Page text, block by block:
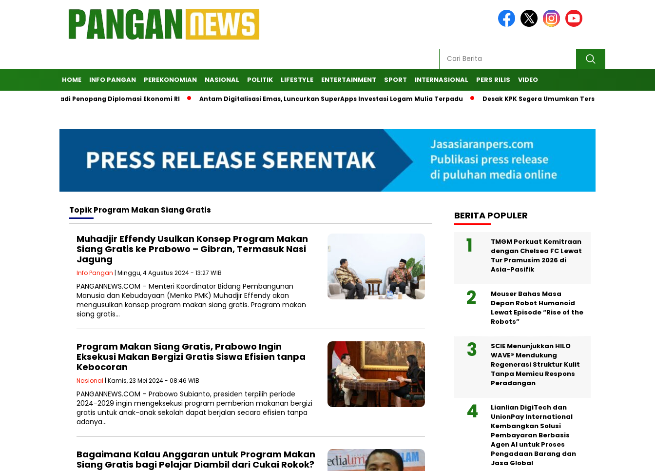
HOME INFO PANGAN PEREKONOMIAN NASIONAL POLITIK LIFESTYLE ENTERTAINMENT SPORT INTERNASIONAL PERS RILIS VIDEO
Didorong Jadi Penopang Diplomasi Ekonomi RI Antam Digitalisasi Emas, Luncurkan SuperApps Investasi Logam Mulia Terpadu Desak KPK Segera Umumkan Tersangka, MAKI
TopikProgram Makan Siang Gratis
Muhadjir Effendy Usulkan Konsep Program Makan
Siang Gratis ke Prabowo – Gibran, Termasuk Nasi
Jagung
Info Pangan | Minggu, 4 Agustus 2024 - 13:27 WIB
PANGANNEWS.COM – Menteri Koordinator Bidang Pembangunan
Manusia dan Kebudayaan (Menko PMK) Muhadjir Effendy akan
mengusulkan konsep program makan siang gratis. Program makan
siang gratis…
Program Makan Siang Gratis, Prabowo Ingin
Eksekusi Makan Bergizi Gratis Siswa Efisien tanpa
Kebocoran
Nasional | Kamis, 23 Mei 2024 - 08:46 WIB
PANGANNEWS.COM – Prabowo Subianto, presiden terpilih periode
2024-2029 ingin mengeksekusi program pemberian makanan bergizi
gratis untuk anak-anak sekolah dapat berjalan secara efisien tanpa
adanya…
Bagaimana Kalau Anggaran untuk Program Makan
Siang Gratis bagi Pelajar Diambil dari Cukai Rokok?
BERITA POPULER
TMGM Perkuat Kemitraan
dengan Chelsea FC Lewat
Tur Pramusim 2026 di
Asia-Pasifik
Mouser Bahas Masa
Depan Robot Humanoid
Lewat Episode “Rise of the
Robots”
SCIE Menunjukkan HILO
WAVE® Mendukung
Regenerasi Struktur Kulit
Tanpa Memicu Respons
Peradangan
Lianlian DigiTech dan
UnionPay International
Kembangkan Solusi
Pembayaran Berbasis
Agen AI untuk Proses
Pengadaan Barang dan
Jasa Global